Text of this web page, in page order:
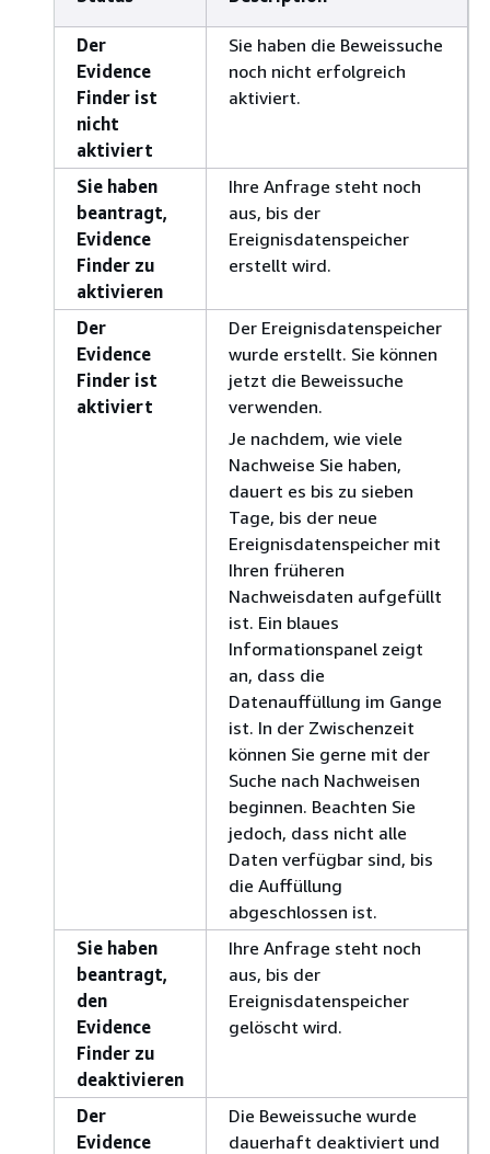
Der
Evidence
Finder ist
nicht
aktiviert
Sie haben die Beweissuche
noch nicht erfolgreich
aktiviert.
Sie haben
beantragt,
Evidence
Finder zu
aktivieren
Ihre Anfrage steht noch
aus, bis der
Ereignisdatenspeicher
erstellt wird.
Der
Evidence
Finder ist
aktiviert
Der Ereignisdatenspeicher
wurde erstellt. Sie können
jetzt die Beweissuche
verwenden.
Je nachdem, wie viele
Nachweise Sie haben,
dauert es bis zu sieben
Tage, bis der neue
Ereignisdatenspeicher mit
Ihren früheren
Nachweisdaten aufgefüllt
ist. Ein blaues
Informationspanel zeigt
an, dass die
Datenauffüllung im Gange
ist. In der Zwischenzeit
können Sie gerne mit der
Suche nach Nachweisen
beginnen. Beachten Sie
jedoch, dass nicht alle
Daten verfügbar sind, bis
die Auffüllung
abgeschlossen ist.
Sie haben
beantragt,
den
Evidence
Finder zu
deaktivieren
Ihre Anfrage steht noch
aus, bis der
Ereignisdatenspeicher
gelöscht wird.
Der
Evidence
Die Beweissuche wurde
dauerhaft deaktiviert und